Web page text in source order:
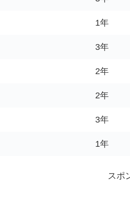
1年
3年
2年
2年
3年
1年
スポ